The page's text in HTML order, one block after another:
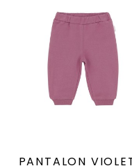
PANTALON